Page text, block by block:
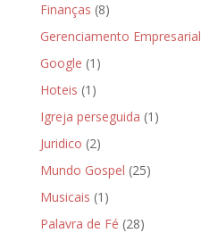
Finanças (8)
Gerenciamento Empresarial
Google (1)
Hoteis (1)
Igreja perseguida (1)
Juridico (2)
Mundo Gospel (25)
Musicais (1)
Palavra de Fé (28)